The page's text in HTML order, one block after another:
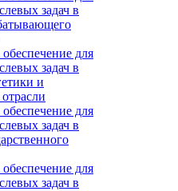
задач в
для
задач в
и
для
задач в
для
задач в